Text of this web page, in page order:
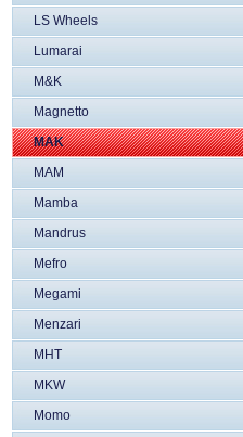
LS Wheels
Lumarai
M&K
Magnetto
MAK
MAM
Mamba
Mandrus
Mefro
Megami
Menzari
MHT
MKW
Momo